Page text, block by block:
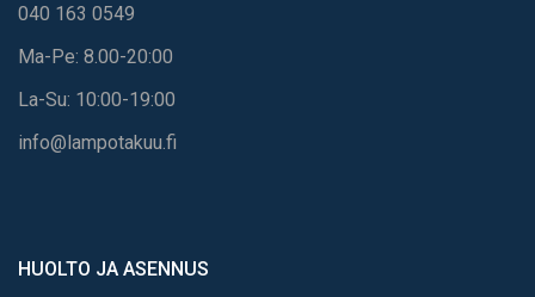
040 163 0549
Ma-Pe: 8.00-20:00
La-Su: 10:00-19:00
info@lampotakuu.fi
HUOLTO JA ASENNUS